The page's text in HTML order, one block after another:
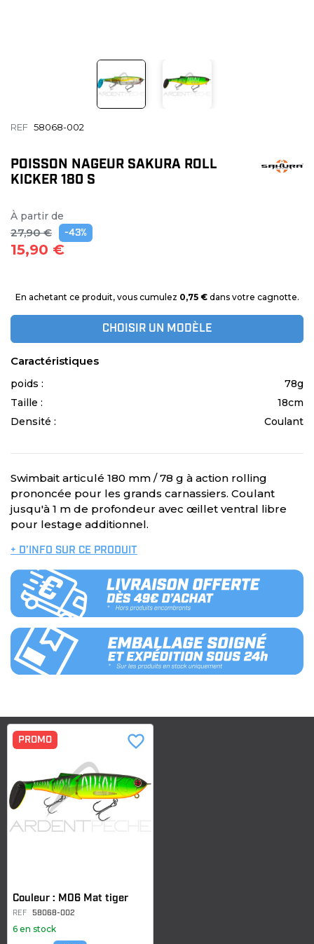
REF 58068-002
POISSON NAGEUR SAKURA ROLL
KICKER 180 S
À partir de
27,90 € -43%
15,90 €
En achetant ce produit, vous cumulez 0,75 €dans votre cagnotte.
CHOISIR UN MODÈLE
Caractéristiques
poids :
78g
Taille :
18cm
Densité :
Coulant
Swimbait articulé 180 mm / 78 g à action rolling
prononcée pour les grands carnassiers. Coulant
jusqu'à 1 m de profondeur avec œillet ventral libre
pour lestage additionnel.
+ D’INFO SUR CE PRODUIT
PROMO
Couleur : M06 Mat tiger
REF 58068-002
6 en stock
favorite_border